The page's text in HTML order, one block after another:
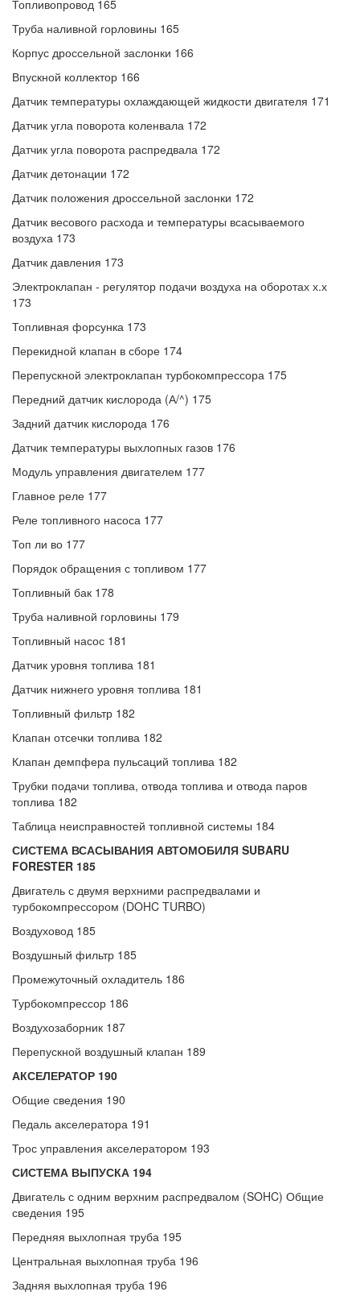
Топливопровод 165
Труба наливной горловины 165
Корпус дроссельной заслонки 166
Впускной коллектор 166
Датчик температуры охлаждающей жидкости двигателя 171
Датчик угла поворота коленвала 172
Датчик угла поворота распредвала 172
Датчик детонации 172
Датчик положения дроссельной заслонки 172
Датчик весового расхода и температуры всасываемого
воздуха 173
Датчик давления 173
Электроклапан - регулятор подачи воздуха на оборотах х.х
173
Топливная форсунка 173
Перекидной клапан в сборе 174
Перепускной электроклапан турбокомпрессора 175
Передний датчик кислорода (А/^) 175
Задний датчик кислорода 176
Датчик температуры выхлопных газов 176
Модуль управления двигателем 177
Главное реле 177
Реле топливного насоса 177
Топ ли во 177
Порядок обращения с топливом 177
Топливный бак 178
Труба наливной горловины 179
Топливный насос 181
Датчик уровня топлива 181
Датчик нижнего уровня топлива 181
Топливный фильтр 182
Клапан отсечки топлива 182
Клапан демпфера пульсаций топлива 182
Трубки подачи топлива, отвода топлива и отвода паров
топлива 182
Таблица неисправностей топливной системы 184
СИСТЕМА ВСАСЫВАНИЯ АВТОМОБИЛЯ SUBARU
FORESTER 185
Двигатель с двумя верхними распредвалами и
турбокомпрессором (DOHC TURBO)
Воздуховод 185
Воздушный фильтр 185
Промежуточный охладитель 186
Турбокомпрессор 186
Воздухозаборник 187
Перепускной воздушный клапан 189
АКСЕЛЕРАТОР 190
Общие сведения 190
Педаль акселератора 191
Трос управления акселератором 193
СИСТЕМА ВЫПУСКА 194
Двигатель с одним верхним распредвалом (SOHC) Общие
сведения 195
Передняя выхлопная труба 195
Центральная выхлопная труба 196
Задняя выхлопная труба 196